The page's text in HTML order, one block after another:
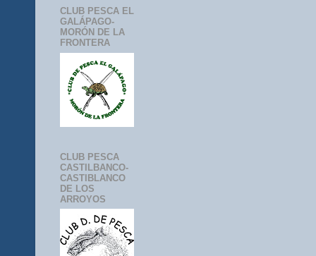
CLUB PESCA EL
GALÁPAGO-
MORÓN DE LA
FRONTERA
CLUB PESCA
CASTILBANCO-
CASTIBLANCO
DE LOS
ARROYOS